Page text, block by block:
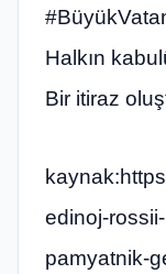
Halkın
Bir itiraz
edinoj-
pamyatnik-